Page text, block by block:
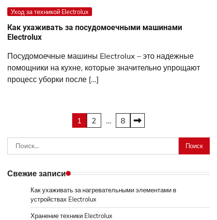
Уход за техникой Electrolux
Как ухаживать за посудомоечными машинами
Electrolux
Посудомоечные машины Electrolux – это надежные
помощники на кухне, которые значительно упрощают
процесс уборки после […]
записей
1 2 … 8
Найти:
Свежие записи
Как ухаживать за нагревательными элементами в
устройствах Electrolux
Хранение техники Electrolux